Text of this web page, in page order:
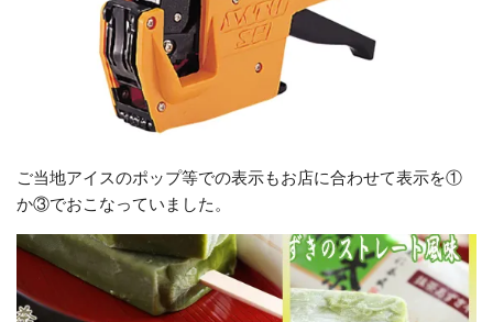
ご当地アイスのポップ等での表示もお店に合わせて表示を①
か③でおこなっていました。